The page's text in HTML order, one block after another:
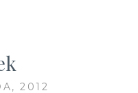
2012